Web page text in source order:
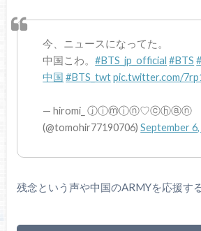
今、ニュースになってた。
中国こわ。#BTS_jp_official #BTS
中国 #BTS_twtpic.twitter.com/
— hiromi_ ⓙⓘⓜⓘⓝ♡ⓒⓗⓐⓝ
(@tomohir77190706)September 6,
残念という声や中国のARMYを応援す